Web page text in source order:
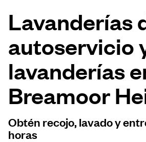
Precios y
Quiénes somos
Para las
Lavanderías
autoservicio
lavanderías
Breamoor
Obtén recojo, lavado y
horas